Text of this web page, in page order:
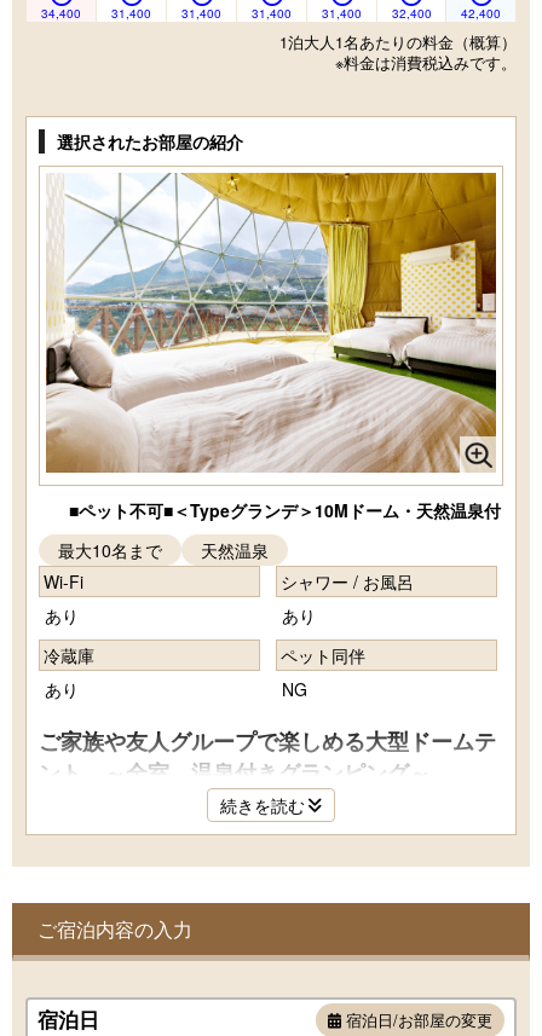
34,400 31,400 31,400 31,400 31,400 32,400 42,400
1泊大人1名あたりの料金（概算）
※料金は消費税込みです。
選択されたお部屋の紹介
■ペット不可■＜Typeグランデ＞10Mドーム・天然温泉付
最大10名まで
天然温泉
Wi-Fi
あり
シャワー / お風呂
あり
冷蔵庫
あり
ペット同伴
NG
ご家族や友人グループで楽しめる大型ドームテ
ント ～全室 温泉付きグランピング～
直径10ｍの大型ドームは最大定員8名を誇る最大級のグラン
ピングテント。
グを楽しむならこちらのお部屋がオススメ。
定員は8名のお部屋です。ご要望にお応えし、10名までご宿
泊いただけるようご用意させていただきますが8名を想定し
た設備となっているため手狭になることをご了承くださいま
せ。
続きを読む
ご宿泊内容の入力
宿泊日 宿泊日/お部屋の変更